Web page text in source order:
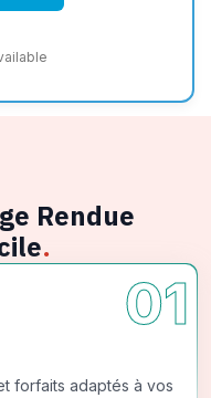
Rendue
.
01
forfaits adaptés à vos